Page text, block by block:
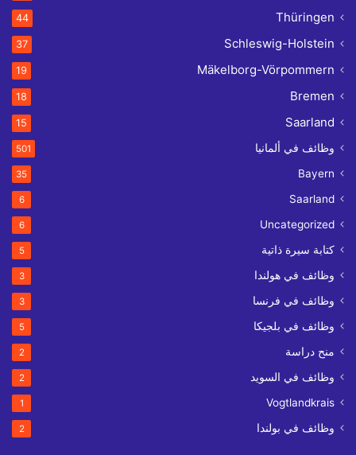
Thüringen
44
Schleswig-Holstein
37
Mäkelborg-Vörpommern
19
Bremen
18
Saarland
15
وظائف في ألمانيا 501
Bayern
35
Saarland
6
Uncategorized
6
كتابة سيرة ذاتية 5
وظائف في هولندا 3
وظائف في فرنسا 3
وظائف في بلجيكا 5
منح دراسة 2
وظائف في السويد 2
Vogtlandkrais
1
وظائف في بولندا 2